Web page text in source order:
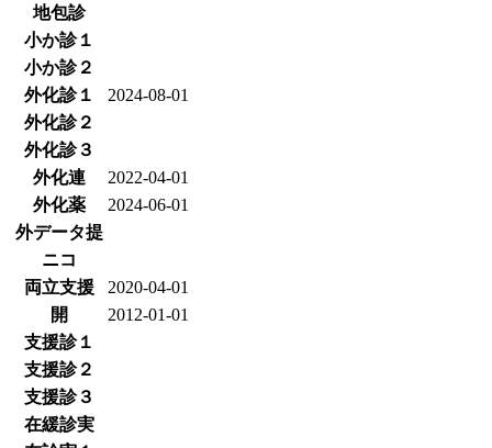
地包診
小か診１
小か診２
外化診１
2024-08-01
外化診２
外化診３
外化連
2022-04-01
外化薬
2024-06-01
外データ提
ニコ
両立支援
2020-04-01
開
2012-01-01
支援診１
支援診２
支援診３
在緩診実